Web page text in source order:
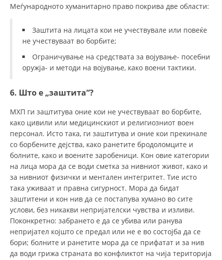
Меѓународното хуманитарно право покрива две области:
Заштита на лицата кои не учествувале или повеќе
не учествуваат во борбите;
Ограничување на средствата за војување- посебни
оружја- и методи на војување, како воени тактики.
6. Што е „заштита“?
МХП ги заштитува оние кои не учествуваат во борбите,
како цивили или медицинскиот и религиозниот воен
персонал. Исто така, ги заштитува и оние кои прекинале
со борбените дејства, како ранетите бродоломците и
болните, како и воените заробеници. Кон овие категории
на лица мора да се води сметка за нивниот живот, како и
за нивниот физички и ментален интегритет. Тие исто
така уживаат и правна сигурност. Мора да бидат
заштитени и кон нив да се постапува хумано во сите
услови, без никакви непријателски чувства и изливи.
Поконкретно: забрането е да се убива или ранува
непријател којшто се предал или не е во состојба да се
бори; болните и ранетите мора да се прифатат и за нив
да води грижа страната во конфликтот на чија територија